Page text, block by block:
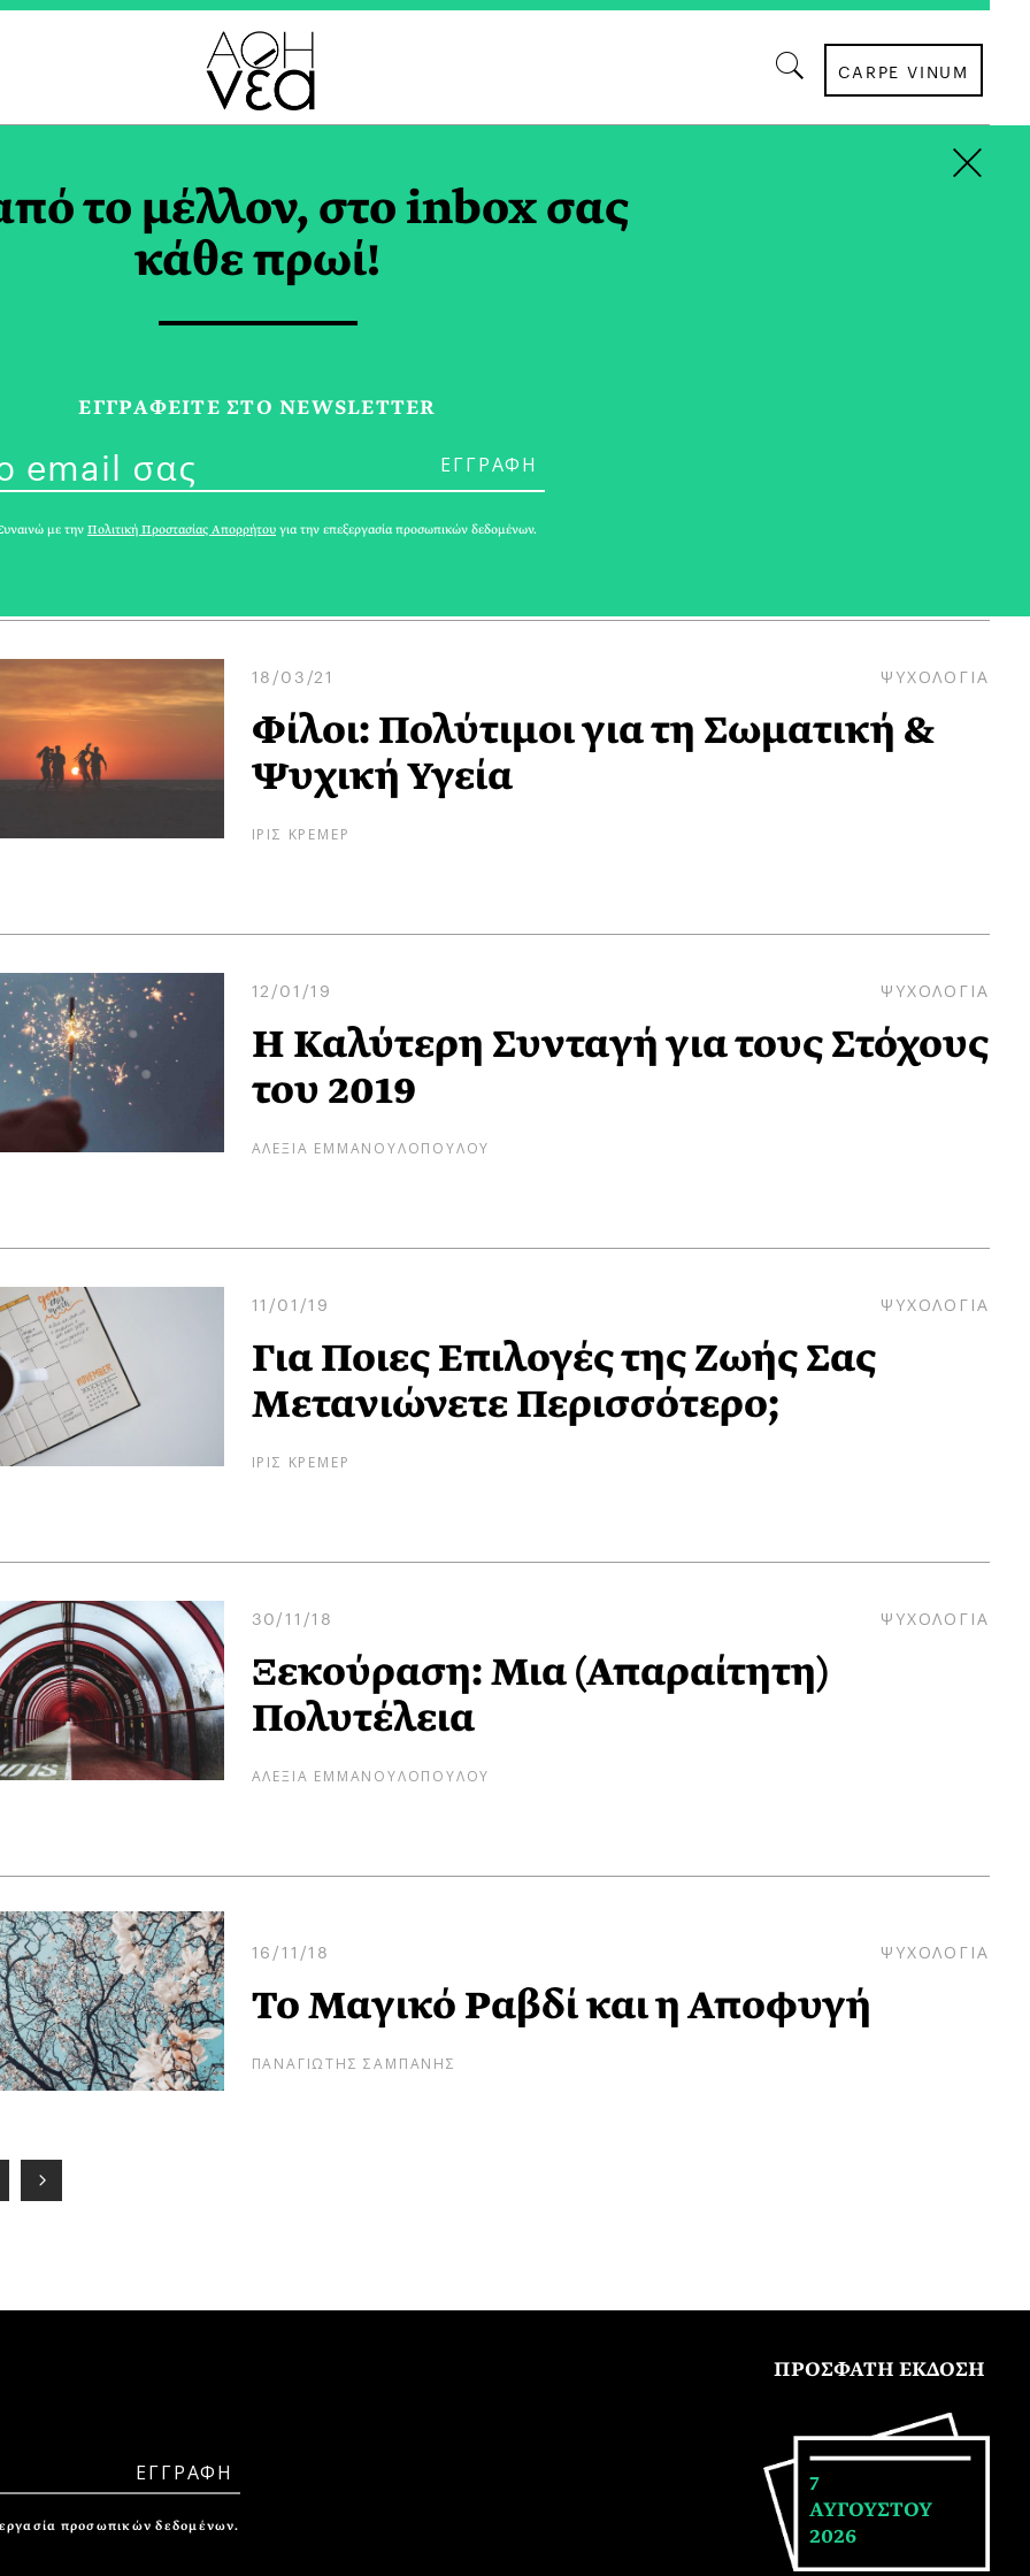
CARPE VINUM
TAG
ΕΣΩ 2026: Ο Σχεδιασμός ως Ανοιχτό
Πεδίο υπό Διαρκή Διαπραγμάτευση
ΜΑΡΙΑ ΣΠΑΝΟΥΔΑΚΗ
18/03/21 ΨΥΧΟΛΟΓΙΑ
Φίλοι: Πολύτιμοι για τη Σωματική &
Ψυχική Υγεία
ΙΡΙΣ ΚΡΕΜΕΡ
12/01/19 ΨΥΧΟΛΟΓΙΑ
Η Καλύτερη Συνταγή για τους Στόχους
του 2019
ΑΛΕΞΙΑ ΕΜΜΑΝΟΥΛΟΠΟΥΛΟΥ
11/01/19 ΨΥΧΟΛΟΓΙΑ
Για Ποιες Επιλογές της Ζωής Σας
Μετανιώνετε Περισσότερο;
ΙΡΙΣ ΚΡΕΜΕΡ
30/11/18 ΨΥΧΟΛΟΓΙΑ
Ξεκούραση: Μια (Απαραίτητη)
Πολυτέλεια
ΑΛΕΞΙΑ ΕΜΜΑΝΟΥΛΟΠΟΥΛΟΥ
16/11/18 ΨΥΧΟΛΟΓΙΑ
Το Μαγικό Ραβδί και η Αποφυγή
ΠΑΝΑΓΙΩΤΗΣ ΣΑΜΠΑΝΗΣ
προσωπικών δεδομένων.
ΠΡΟΣΦΑΤΗ ΕΚΔΟΣΗ
7
ΑΥΓΟΥΣΤΟΥ
2026
το μέλλον, στο inbox σας
κάθε πρωί!
ΕΓΓPΑΦΕΙΤΕ ΣΤΟ NEWSLETTER
με την Πολιτική Προστασίας Απορρήτου για την επεξεργασία προσωπικών δεδομένων.
×